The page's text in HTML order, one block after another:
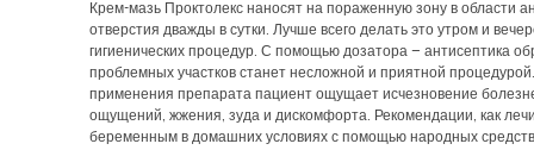
Крем-мазь Проктолекс наносят на пораженную зону в области
отверстия дважды в сутки. Лучше всего делать это утром и
гигиенических процедур. С помощью дозатора – антисептика
проблемных участков станет несложной и приятной
применения препарата пациент ощущает исчезновение
ощущений, жжения, зуда и дискомфорта. Рекомендации, как
беременным в домашних условиях с помощью народных